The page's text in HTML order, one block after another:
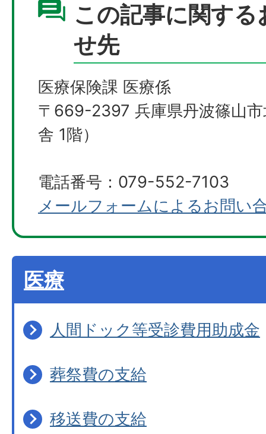
この記事に関する
せ先
医療保険課 医療係
〒669-2397 兵庫県丹波篠山
舎 1階）
電話番号：079-552-7103
メールフォームによるお問い
医療
人間ドック等受診費用助成金
葬祭費の支給
移送費の支給